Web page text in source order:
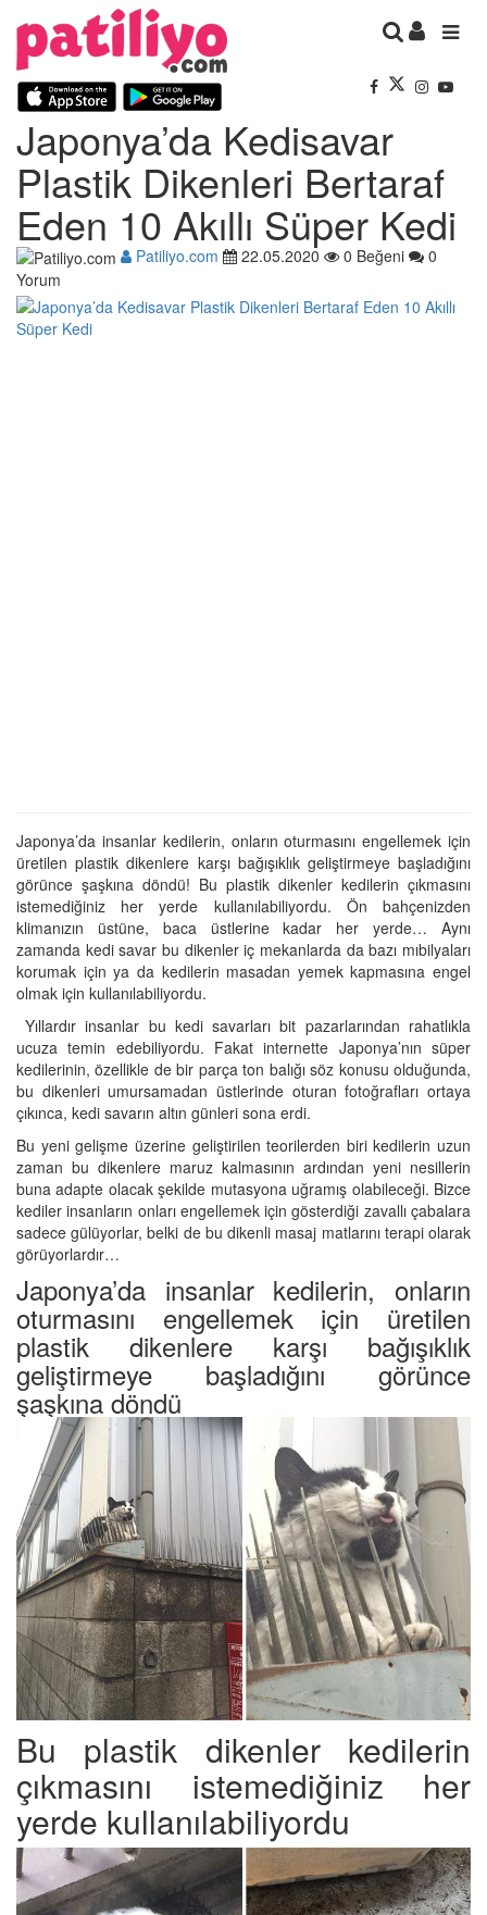
Japonya’da Kedisavar
Plastik Dikenleri Bertaraf
Eden 10 Akıllı Süper Kedi
Patiliyo.com 22.05.2020 0 Beğeni
0
Yorum
Japonya’da insanlar kedilerin, onların oturmasını engellemek için
üretilen plastik dikenlere karşı bağışıklık geliştirmeye başladığını
görünce şaşkına döndü! Bu plastik dikenler kedilerin çıkmasını
istemediğiniz her yerde kullanılabiliyordu. Ön bahçenizden
klimanızın üstüne, baca üstlerine kadar her yerde… Aynı
zamanda kedi savar bu dikenler iç mekanlarda da bazı mıbilyaları
korumak için ya da kedilerin masadan yemek kapmasına engel
olmak için kullanılabiliyordu.
Yıllardır insanlar bu kedi savarları bit pazarlarından rahatlıkla
ucuza temin edebiliyordu. Fakat internette Japonya’nın süper
kedilerinin, özellikle de bir parça ton balığı söz konusu olduğunda,
bu dikenleri umursamadan üstlerinde oturan fotoğrafları ortaya
çıkınca, kedi savarın altın günleri sona erdi.
Bu yeni gelişme üzerine geliştirilen teorilerden biri kedilerin uzun
zaman bu dikenlere maruz kalmasının ardından yeni nesillerin
buna adapte olacak şekilde mutasyona uğramış olabileceği. Bizce
kediler insanların onları engellemek için gösterdiği zavallı çabalara
sadece gülüyorlar, belki de bu dikenli masaj matlarını terapi olarak
görüyorlardır…
Japonya’da insanlar kedilerin, onların
oturmasını engellemek için üretilen
plastik dikenlere karşı bağışıklık
geliştirmeye başladığını görünce
şaşkına döndü
Bu plastik dikenler kedilerin
çıkmasını istemediğiniz her
yerde kullanılabiliyordu